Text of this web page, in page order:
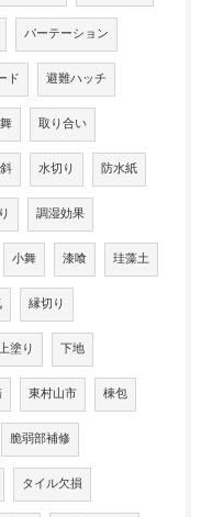
パーテーション
ド 避難ハッチ
取り合い
水切り 防水紙
調湿効果
小舞 漆喰 珪藻土
縁切り
塗り 下地
東村山市 棟包
脆弱部補修
タイル欠損